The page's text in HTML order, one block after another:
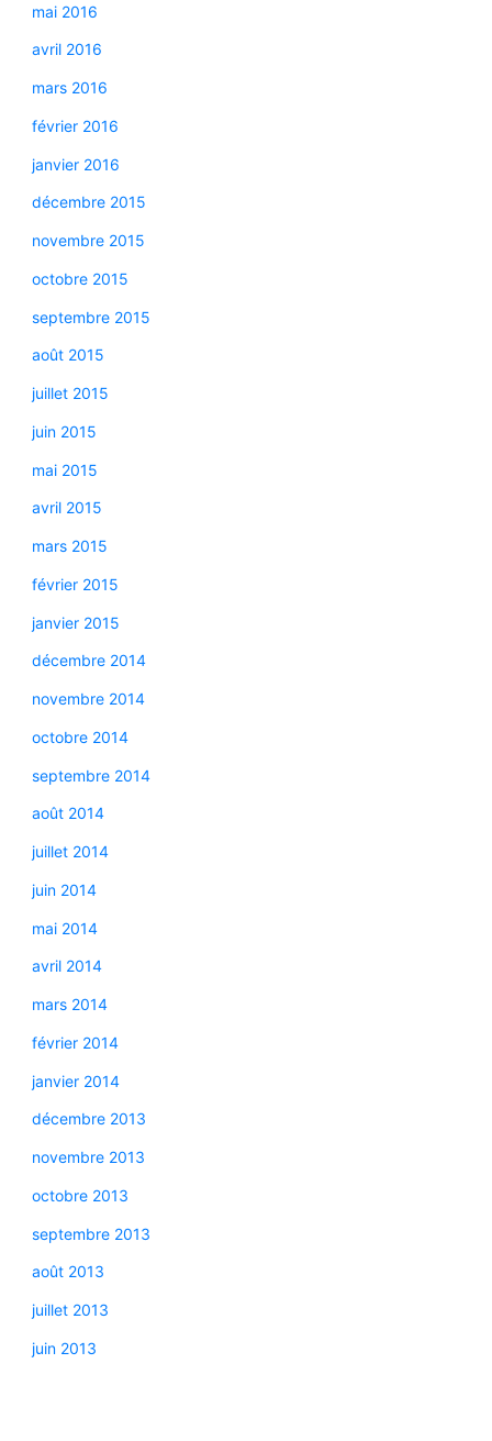
mai 2016
avril 2016
mars 2016
février 2016
janvier 2016
décembre 2015
novembre 2015
octobre 2015
septembre 2015
août 2015
juillet 2015
juin 2015
mai 2015
avril 2015
mars 2015
février 2015
janvier 2015
décembre 2014
novembre 2014
octobre 2014
septembre 2014
août 2014
juillet 2014
juin 2014
mai 2014
avril 2014
mars 2014
février 2014
janvier 2014
décembre 2013
novembre 2013
octobre 2013
septembre 2013
août 2013
juillet 2013
juin 2013